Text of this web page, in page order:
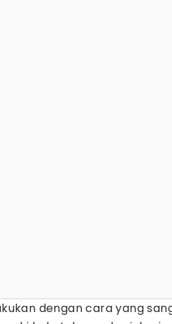
dengan cara yang